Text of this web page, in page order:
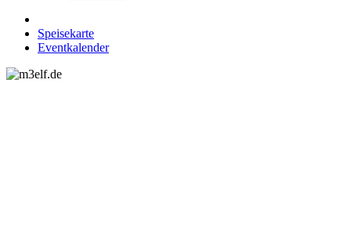
Speisekarte
Eventkalender